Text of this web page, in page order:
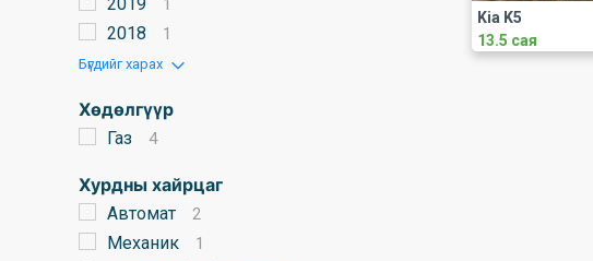
1
2018 1
Бүгдийг харах
Хөдөлгүүр
Газ 4
Хурдны хайрцаг
Автомат 2
Механик 1
Kia K5
13.5 сая